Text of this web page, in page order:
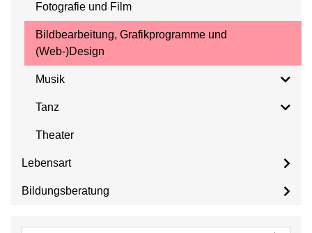
Fotografie und Film
Bildbearbeitung, Grafikprogramme und
(Web-)Design
Musik
Tanz
Theater
Lebensart
Bildungsberatung